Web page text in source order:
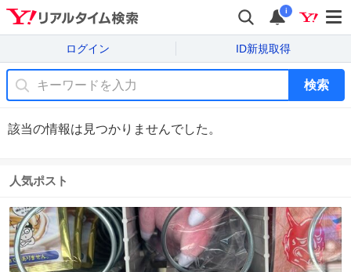
i
ログイン ID新規取得
検索
該当の情報は見つかりませんでした。
人気ポスト